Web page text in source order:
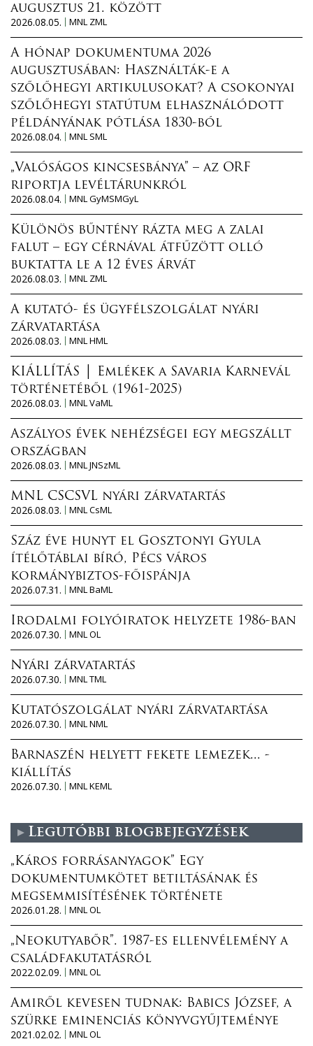
augusztus 21. között
2026.08.05.
MNL ZML
A hónap dokumentuma 2026
augusztusában: Használták-e a
szőlőhegyi artikulusokat? A csokonyai
szőlőhegyi statútum elhasználódott
példányának pótlása 1830-ból
2026.08.04.
MNL SML
„Valóságos kincsesbánya” – az ORF
riportja levéltárunkról
2026.08.04.
MNL GyMSMGyL
Különös bűntény rázta meg a zalai
falut – egy cérnával átfűzött olló
buktatta le a 12 éves árvát
2026.08.03.
MNL ZML
A kutató- és ügyfélszolgálat nyári
zárvatartása
2026.08.03.
MNL HML
KIÁLLÍTÁS │ Emlékek a Savaria Karnevál
történetéből (1961-2025)
2026.08.03.
MNL VaML
Aszályos évek nehézségei egy megszállt
országban
2026.08.03.
MNL JNSzML
MNL CSCSVL nyári zárvatartás
2026.08.03.
MNL CsML
Száz éve hunyt el Gosztonyi Gyula
ítélőtáblai bíró, Pécs város
kormánybiztos-főispánja
2026.07.31.
MNL BaML
Irodalmi folyóiratok helyzete 1986-ban
2026.07.30.
MNL OL
Nyári zárvatartás
2026.07.30.
MNL TML
Kutatószolgálat nyári zárvatartása
2026.07.30.
MNL NML
Barnaszén helyett fekete lemezek... -
kiállítás
2026.07.30.
MNL KEML
Legutóbbi blogbejegyzések
„Káros forrásanyagok” Egy
dokumentumkötet betiltásának és
megsemmisítésének története
2026.01.28.
MNL OL
„Neokutyabőr”. 1987-es ellenvélemény a
családfakutatásról
2022.02.09.
MNL OL
Amiről kevesen tudnak: Babics József, a
szürke eminenciás könyvgyűjteménye
2021.02.02.
MNL OL